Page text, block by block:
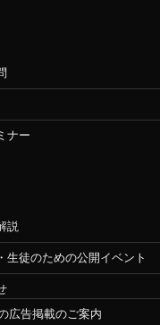
ナー
説
生徒のための公開イベント
広告掲載のご案内